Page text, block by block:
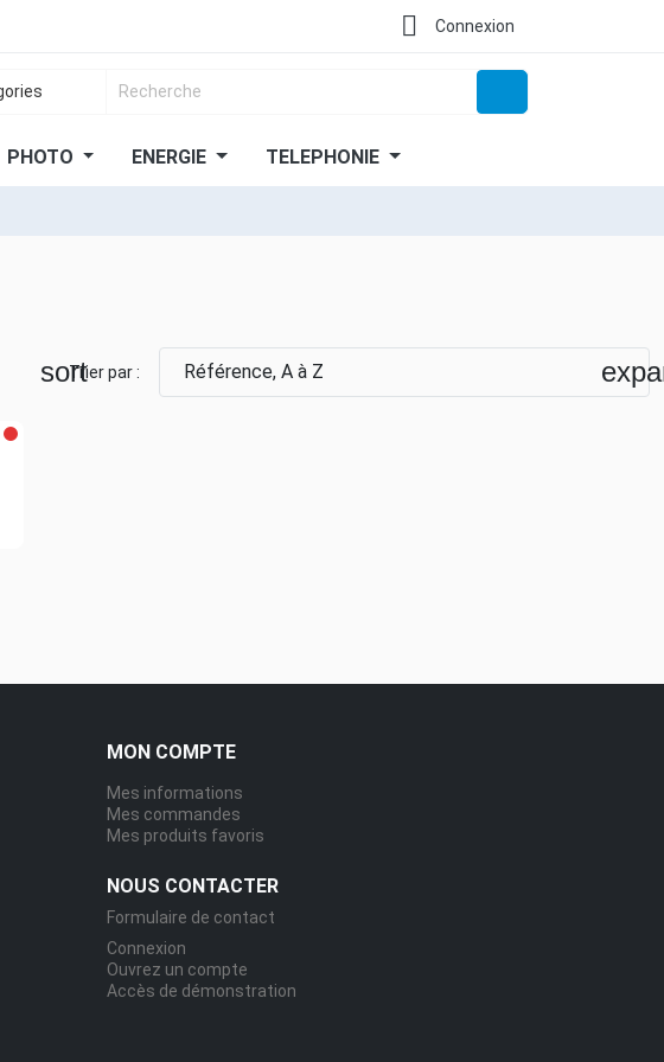
 Connexion
PHOTO ENERGIE TELEPHONIE
sortTrier par : Référence, A à Z
MON COMPTE
Mes informations
Mes commandes
Mes produits favoris
NOUS CONTACTER
Formulaire de contact
Connexion
Ouvrez un compte
Accès de démonstration